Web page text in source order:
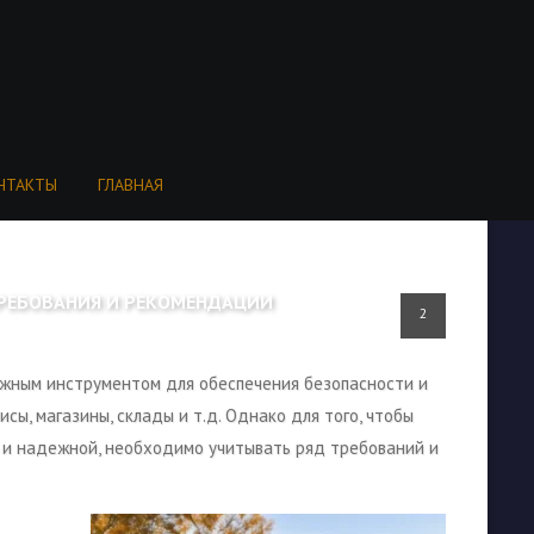
ГЛАВНАЯ
И РЕКОМЕНДАЦИИ 2
инструментом для обеспечения безопасности и
магазины, склады и т.д. Однако для того, чтобы
надежной, необходимо учитывать ряд требований и